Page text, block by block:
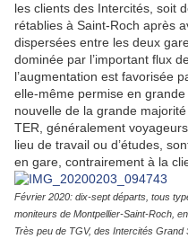
les clients des Intercités, soit
rétablies à Saint-Roch après
dispersées entre les deux
dominée par l’important flux
l’augmentation est favorisée
elle-même permise en
nouvelle de la grande
TER, généralement
lieu de travail ou d’études,
en gare, contrairement à la
Février 2020: dix-sept départs, tous
moniteurs de Montpellier-Saint-Roch,
Très peu de TGV, des Intercités